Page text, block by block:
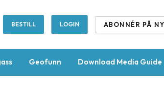
BESTILL LOGIN ABONNÉR PÅ
Geofunn Download Media Guide